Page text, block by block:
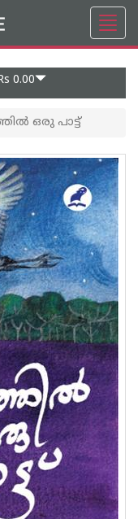
0.00
ഒരു പാട്ട്